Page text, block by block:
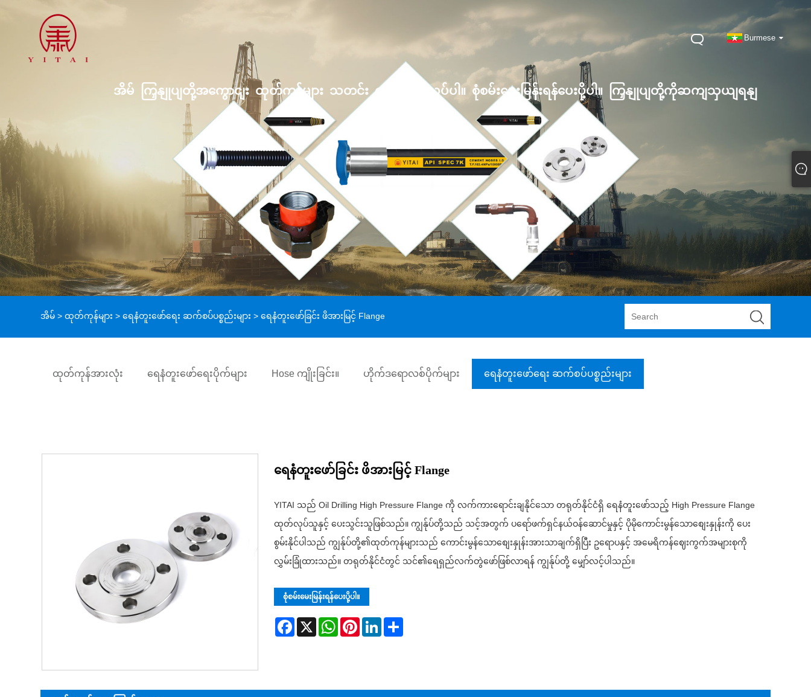
Burmese
အိမ် ကြှနျုပျတို့အကွောငျး ထုတ်ကုန်များ သတင်း ဒေါင်းလုဒ်လုပ်ပါ။ စုံစမ်းမေးမြန်းရန်ပေးပို့ပါ။ ကြှနျုပျတို့ကိုဆကျသှယျရနျ
အိမ် > ထုတ်ကုန်များ >ရေနံတူးဖော်ရေး ဆက်စပ်ပစ္စည်းများ > ရေနံတူးဖော်ခြင်း ဖိအားမြင့် Flange
ထုတ်ကုန်အားလုံး ရေနံတူးဖော်ရေးပိုက်များ Hose ကျိုးခြင်း။ ဟိုက်ဒရောလစ်ပိုက်များ ရေနံတူးဖော်ရေး ဆက်စပ်ပစ္စည်းများ
ရေနံတူးဖော်ခြင်း ဖိအားမြင့် Flange
YITAI သည် Oil Drilling High Pressure Flange ကို လက်ကားရောင်းချနိုင်သော တရုတ်နိုင်ငံရှိ ရေနံတူးဖော်သည့် High Pressure Flange
ထုတ်လုပ်သူနှင့် ပေးသွင်းသူဖြစ်သည်။ ကျွန်ုပ်တို့သည် သင့်အတွက် ပရော်ဖက်ရှင်နယ်ဝန်ဆောင်မှုနှင့် ပိုမိုကောင်းမွန်သောစျေးနှုန်းကို ပေး
စွမ်းနိုင်ပါသည် ကျွန်ုပ်တို့၏ထုတ်ကုန်များသည် ကောင်းမွန်သောစျေးနှုန်းအားသာချက်ရှိပြီး ဥရောပနှင့် အမေရိကန်ဈေးကွက်အများစုကို
လွှမ်းခြုံထားသည်။ တရုတ်နိုင်ငံတွင် သင်၏ရေရှည်လက်တွဲဖော်ဖြစ်လာရန် ကျွန်ုပ်တို့ မျှော်လင့်ပါသည်။
စုံစမ်းမေးမြန်းရန်ပေးပို့ပါ။
Facebook
X WhatsAppPinterestLinkedIn